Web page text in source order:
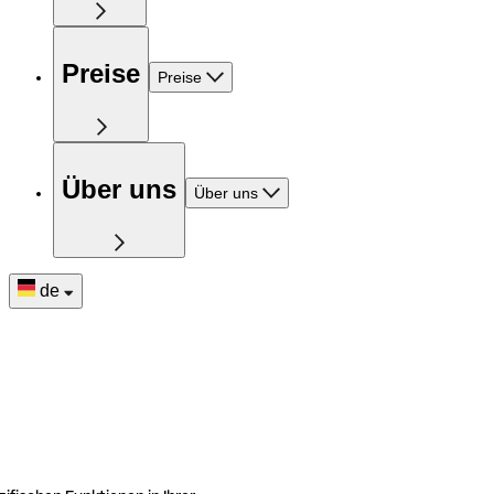
Preise Preise
Über uns Über uns
de